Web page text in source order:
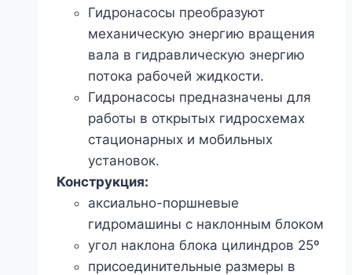
Гидронасосы преобразуют
механическую энергию вращения
вала в гидравлическую энергию
потока рабочей жидкости.
Гидронасосы предназначены для
работы в открытых гидросхемах
стационарных и мобильных
установок.
Конструкция:
аксиально-поршневые
гидромашины с наклонным блоком
угол наклона блока цилиндров 25º
присоединительные размеры в